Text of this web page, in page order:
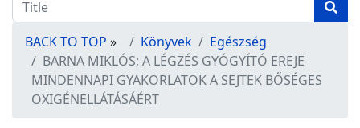
BACK TO TOP » Könyvek
Egészség
BARNA MIKLÓS; A LÉGZÉS GYÓGYÍTÓ EREJE
MINDENNAPI GYAKORLATOK A SEJTEK BŐSÉGES
OXIGÉNELLÁTÁSÁÉRT